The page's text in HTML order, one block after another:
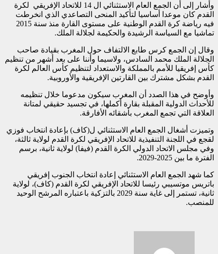
وأشار إلى أن الجمع العام الاستثنائي ال 14 للاتحاد الإفريقي لكرة
القدم كان موعدا أساسيا لتأكيد المنحى التصاعدي الذي انخرطت
فيه رياضة كرة القدم الوطنية على مستوى القارة منذ سنة 2015
تماشيا مع السياسة الرشيدة والحكيمة لجلالة الملك.
وقال إن الجمع كرس طابع الالتفاف حول المغرب بقيادة صاحب
الجلالة الملك محمد السادس، ولاسيما وأننا على بعد أشهر من تنظيم
كأس إفريقيا للأمم بالمملكة والاستعداد لتنظيم كأس العالم لكرة
القدم بشكل مشترك بين القارتين الإفريقية والأوروبية.
وأوضح في هذا الصدد أن المغرب سيكون مدعوما خلال تنظيمه
للأحداث الدولية المقبلة بقارة أكملها، في تجسيد حقيقي لمتانة
العلاقة التي تجمع المغرب بأشقائه الأفارقة.
وتميزت أشغال الجمع العام الاستثنائي ل(كاف) بإعادة انتخاب فوزي
لقجع في اللجنة التنفيذية للاتحاد الإفريقي لكرة القدم لولاية ثالثة،
وفي مجلس الاتحاد الدولي الكرة القدم (فيفا) لولاية ثانية، برسم
الفترة ما بين 2025-2029.
كما شهد الجمع العام الاستثنائي إعادة انتخاب الجنوب إفريقي
باتريس موتسيبي رئيسا للاتحاد الإفريقي لكرة القدم (كاف)، لولاية
ثانية، تستمر إلى غاية سنة 2029 بالتزكية باعتباره المرشح الوحيد
للمنصب.